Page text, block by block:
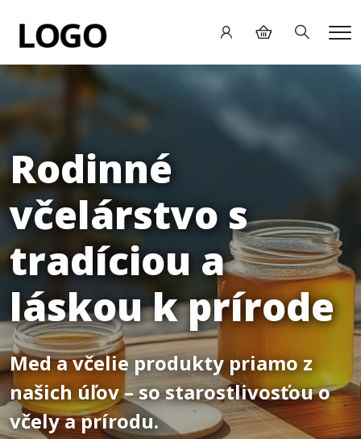
Hledání
Rodinné
včelárstvo s
tradíciou a
láskou k prírode
Med a včelie produkty priamo z
našich úľov – so starostlivosťou o
včely a prírodu.